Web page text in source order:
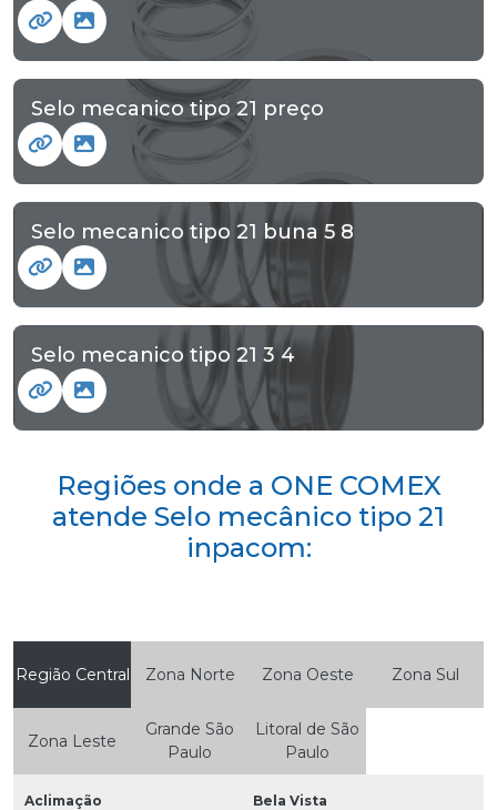
Selo mecanico tipo 21 preço
Selo mecanico tipo 21 buna 5 8
Selo mecanico tipo 21 3 4
Regiões onde a ONE COMEX
atende Selo mecânico tipo 21
inpacom:
Região Central Zona Norte Zona Oeste Zona Sul
Zona Leste
Grande São
Paulo
Litoral de São
Paulo
Aclimação Bela Vista